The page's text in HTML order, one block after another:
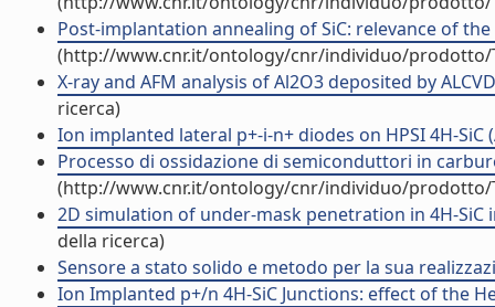
Post-implantation annealing of SiC: relevance of
(http://www.cnr.it/ontology/cnr/individuo/prodotto/
X-ray and AFM analysis of Al2O3 deposited by
ricerca)
Ion implanted lateral p+-i-n+ diodes on HPSI 4H-
Processo di ossidazione di semiconduttori in
(http://www.cnr.it/ontology/cnr/individuo/prodotto/
2D simulation of under-mask penetration in 4H-
della ricerca)
Sensore a stato solido e metodo per la sua
Ion Implanted p+/n 4H-SiC Junctions: effect of the